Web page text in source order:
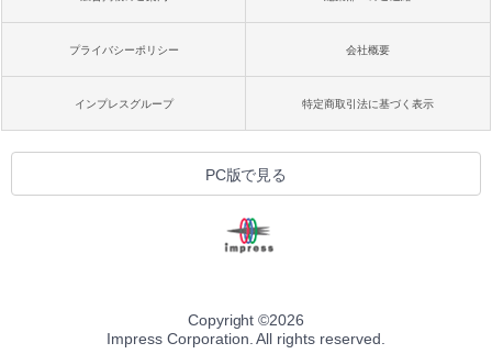
プライバシーポリシー 会社概要
インプレスグループ 特定商取引法に基づく表示
PC版で見る
Copyright ©2026
Impress Corporation. All rights reserved.